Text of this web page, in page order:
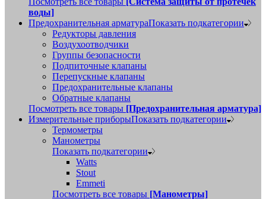
воды]
Предохранительная арматураПоказать подкатегории
Редукторы давления
Воздухоотводчики
Группы безопасности
Подпиточные клапаны
Перепускные клапаны
Предохранительные клапаны
Обратные клапаны
Посмотреть все товары [Предохранительная арматура]
Измерительные приборыПоказать подкатегории
Термометры
Манометры
Показать подкатегории
Watts
Stout
Emmeti
Посмотреть все товары [Манометры]